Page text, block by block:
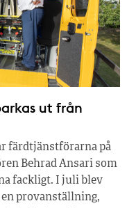
ut från
färdtjänstförarna på
Behrad Ansari som
fackligt. I juli blev
provanställning,